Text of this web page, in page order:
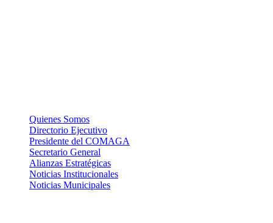
Quienes Somos
Directorio Ejecutivo
Presidente del COMAGA
Secretario General
Alianzas Estratégicas
Noticias Institucionales
Noticias Municipales